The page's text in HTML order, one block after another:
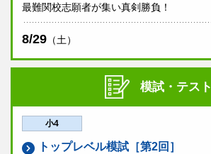
最難関校志願者が集い真剣勝負！
8/29 （土）
模試・テスト
小4
トップレベル模試［第2回］